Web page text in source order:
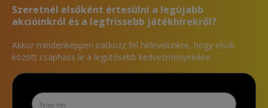
Szeretnél elsőként értesülni a legújabb
akcióinkról és a legfrissebb játékhírekről?
Akkor mindenképpen iratkozz fel hírlevelünkre, hogy elsők
között csaphass le a legütősebb kedvezményeinkre.